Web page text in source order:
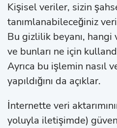
Kişisel veriler, sizin
tanımlanabileceğiniz
Bu gizlilik beyanı, hangi
ve bunları ne için
Ayrıca bu işlemin nasıl
yapıldığını da açıklar.
İnternette veri
yoluyla iletişimde)